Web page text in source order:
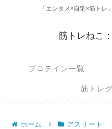
「エンタメ×自宅×筋トレ
筋トレねこ
プロテイン一覧
筋トレ
ホーム アスリート